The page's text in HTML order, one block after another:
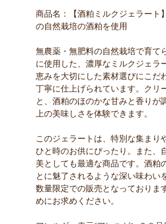
商品名：【酒粕ミルクジェラート
の自然栽培の酒粕を使用
無農薬・無肥料の自然栽培で育て
に使用した、濃厚なミルクジェラ
恵みを大切にした素材選びにこだ
丁寧に仕上げられています。クリ
と、酒粕のほのかな甘みと香りが
上の美味しさを体験できます。
このジェラートは、特別な集まり
ひと時のお供にぴったり。また、
美としても最適な商品です。酒粕
とに魅了されるような深い味わい
数量限定での販売となっておりま
めにお求めください。